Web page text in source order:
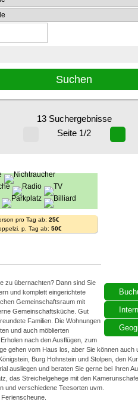
13 Suchergebnisse
Seite 1/2
pro Tag ab: 25€
p. Tag ab: 50€
zu übernachten? Dann sind Sie
und komplett eingerichtete
Gemeinschaftsraum mit
Gemeinschaftsküche. Gut
Familien. Die Wohnungen
und auch möblierten
nach den Ausflügen, zum
gehen vom Haus los, aber Sie können auch
Burg Hohnstein und Stolpen, den
ausliegen und beraten Sie gerne bei Ihren
das Streichelgehege mit den
und verschiedene Teesorten uvm.